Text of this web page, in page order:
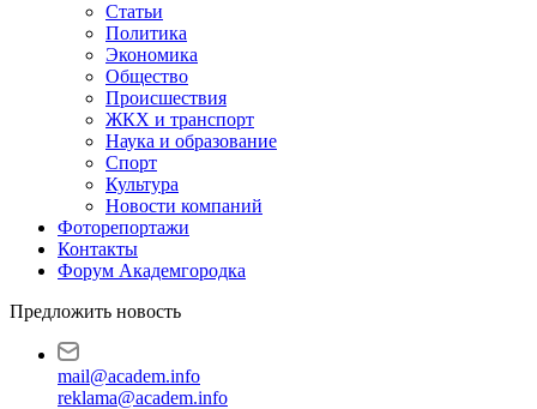
Статьи
Политика
Экономика
Общество
Происшествия
ЖКХ и транспорт
Наука и образование
Спорт
Культура
Новости компаний
Фоторепортажи
Контакты
Форум Академгородка
Предложить новость
mail@academ.info
reklama@academ.info